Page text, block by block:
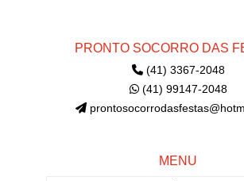
PRONTO SOCORRO DAS
(41) 3367-2048
(41) 99147-2048
MENU